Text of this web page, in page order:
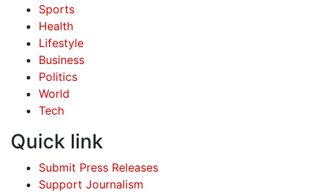
Sports
Health
Lifestyle
Business
Politics
World
Tech
Quick link
Submit Press Releases
Support Journalism